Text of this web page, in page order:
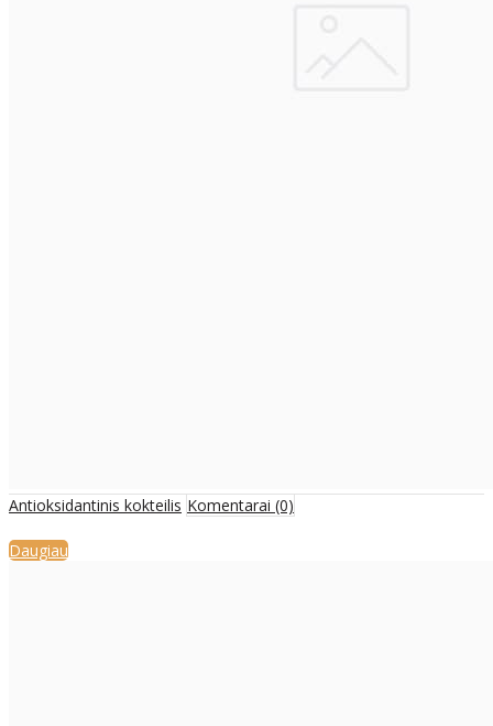
Antioksidantinis kokteilis Komentarai (0)
Daugiau